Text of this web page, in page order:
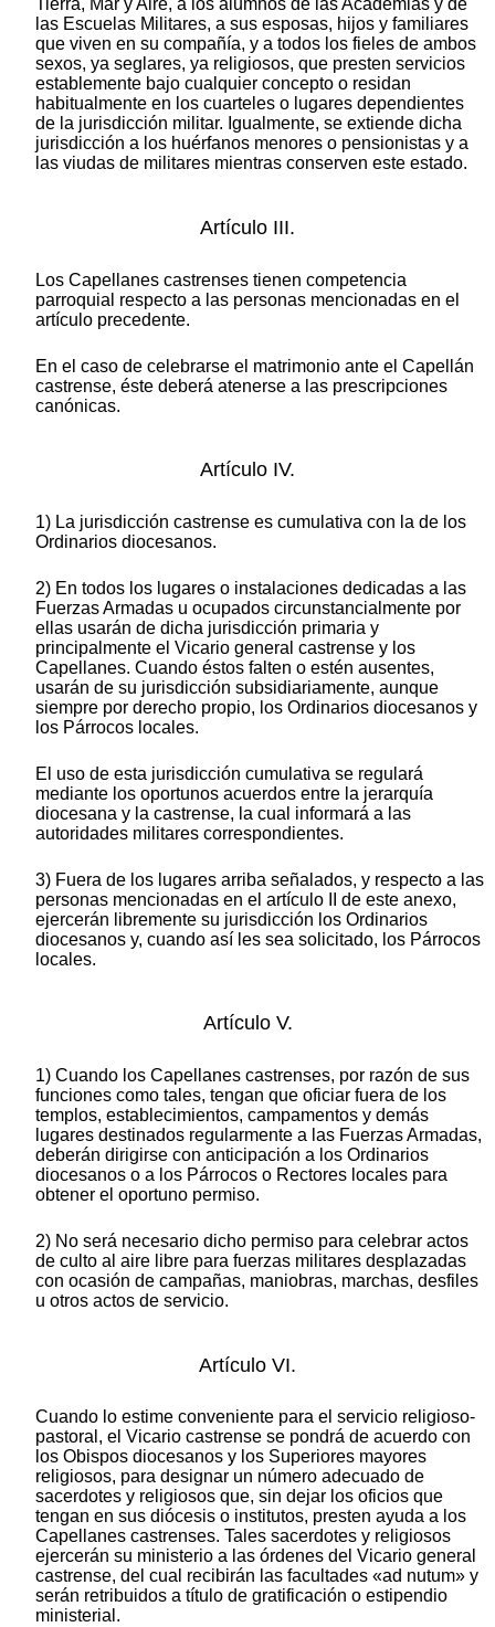
Tierra, Mar y Aire, a los alumnos de las Academias y de
las Escuelas Militares, a sus esposas, hijos y familiares
que viven en su compañía, y a todos los fieles de ambos
sexos, ya seglares, ya religiosos, que presten servicios
establemente bajo cualquier concepto o residan
habitualmente en los cuarteles o lugares dependientes
de la jurisdicción militar. Igualmente, se extiende dicha
jurisdicción a los huérfanos menores o pensionistas y a
las viudas de militares mientras conserven este estado.
Artículo III.
Los Capellanes castrenses tienen competencia
parroquial respecto a las personas mencionadas en el
artículo precedente.
En el caso de celebrarse el matrimonio ante el Capellán
castrense, éste deberá atenerse a las prescripciones
canónicas.
Artículo IV.
1) La jurisdicción castrense es cumulativa con la de los
Ordinarios diocesanos.
2) En todos los lugares o instalaciones dedicadas a las
Fuerzas Armadas u ocupados circunstancialmente por
ellas usarán de dicha jurisdicción primaria y
principalmente el Vicario general castrense y los
Capellanes. Cuando éstos falten o estén ausentes,
usarán de su jurisdicción subsidiariamente, aunque
siempre por derecho propio, los Ordinarios diocesanos y
los Párrocos locales.
El uso de esta jurisdicción cumulativa se regulará
mediante los oportunos acuerdos entre la jerarquía
diocesana y la castrense, la cual informará a las
autoridades militares correspondientes.
3) Fuera de los lugares arriba señalados, y respecto a las
personas mencionadas en el artículo II de este anexo,
ejercerán libremente su jurisdicción los Ordinarios
diocesanos y, cuando así les sea solicitado, los Párrocos
locales.
Artículo V.
1) Cuando los Capellanes castrenses, por razón de sus
funciones como tales, tengan que oficiar fuera de los
templos, establecimientos, campamentos y demás
lugares destinados regularmente a las Fuerzas Armadas,
deberán dirigirse con anticipación a los Ordinarios
diocesanos o a los Párrocos o Rectores locales para
obtener el oportuno permiso.
2) No será necesario dicho permiso para celebrar actos
de culto al aire libre para fuerzas militares desplazadas
con ocasión de campañas, maniobras, marchas, desfiles
u otros actos de servicio.
Artículo VI.
Cuando lo estime conveniente para el servicio religioso-
pastoral, el Vicario castrense se pondrá de acuerdo con
los Obispos diocesanos y los Superiores mayores
religiosos, para designar un número adecuado de
sacerdotes y religiosos que, sin dejar los oficios que
tengan en sus diócesis o institutos, presten ayuda a los
Capellanes castrenses. Tales sacerdotes y religiosos
ejercerán su ministerio a las órdenes del Vicario general
castrense, del cual recibirán las facultades «ad nutum» y
serán retribuidos a título de gratificación o estipendio
ministerial.